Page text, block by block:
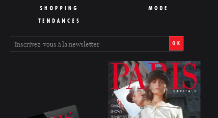
SHOPPING
TENDANCES
MODE
OK